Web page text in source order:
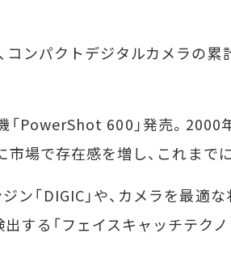
コンパクトデジタルカメラの累
PowerShot 600」発売。2000
市場で存在感を増し、これまで
「DIGIC」や、カメラを最適
出する「フェイスキャッチテク